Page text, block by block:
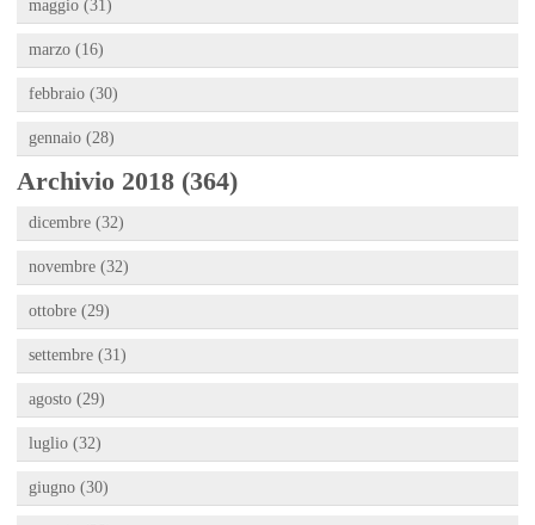
maggio (31)
marzo (16)
febbraio (30)
gennaio (28)
Archivio 2018 (364)
dicembre (32)
novembre (32)
ottobre (29)
settembre (31)
agosto (29)
luglio (32)
giugno (30)